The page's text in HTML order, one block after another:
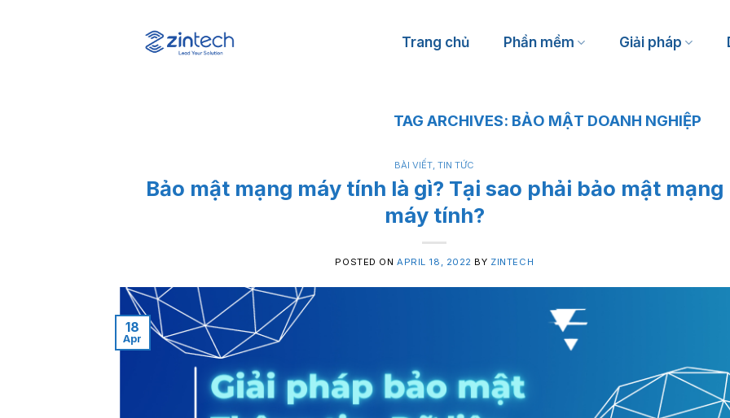
Trang chủ Phần mềm
Spa, massage
Salon tóc
Giải pháp
TAG ARCHIVES: BẢO MẬT DOANH NGHIỆP
BÀI VIẾT,TIN TỨC
Bảo mật mạng máy tính là gì? Tại sao phải bảo mật mạng
máy tính?
POSTED ONAPRIL 18, 2022 BY ZINTECH
18
Apr